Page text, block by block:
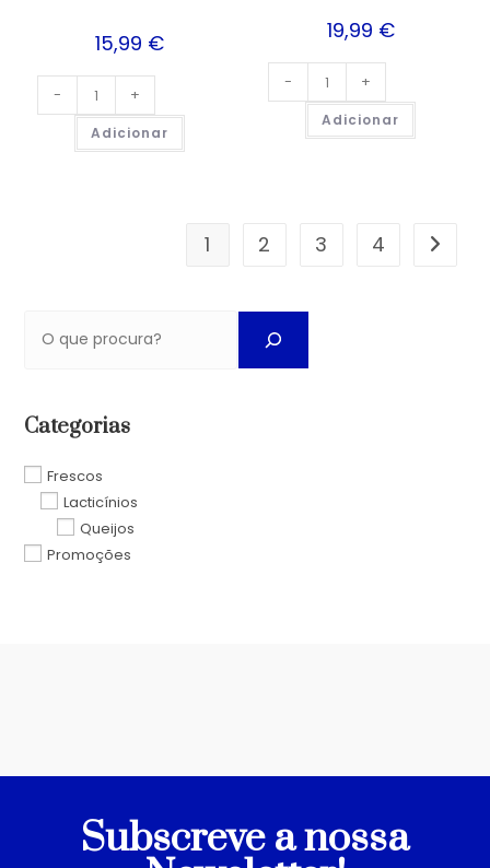
15,99 €
- +
Adicionar
19,99 €
- +
Adicionar
1 2 3 4
Categorias
Frescos
Lacticínios
Queijos
Promoções
Subscreve a nossa